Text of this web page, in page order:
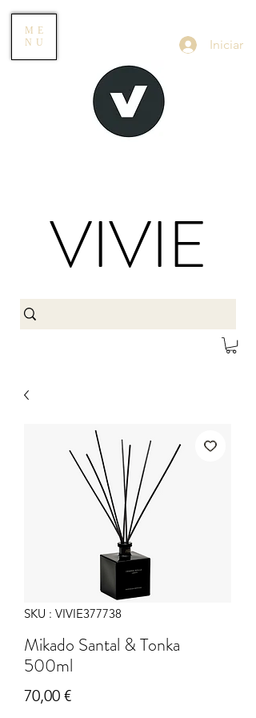
ME
NU
Iniciar
VIVIE
SKU : VIVIE377738
Mikado Santal & Tonka
500ml
70,00 €Prix